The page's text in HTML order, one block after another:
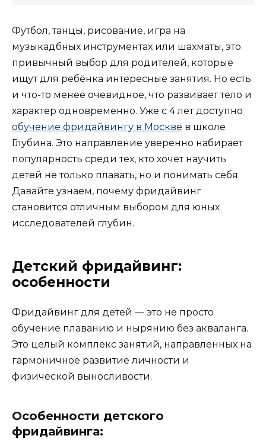
Футбол, танцы, рисование, игра на
музыкадбных инструментах или шахматы, это
привычный выбор для родителей, которые
ищут для ребёнка интересные занятия. Но есть
и что-то менее очевидное, что развивает тело и
характер одновременно. Уже с 4 лет доступно
обучение фридайвингу в Москве в школе
Глубина. Это направление уверенно набирает
популярность среди тех, кто хочет научить
детей не только плавать, но и понимать себя.
Давайте узнаем, почему фридайвинг
становится отличным выбором для юных
исследователей глубин.
Детский фридайвинг:
особенности
Фридайвинг для детей — это не просто
обучение плаванию и нырянию без акваланга.
Это целый комплекс занятий, направленных на
гармоничное развитие личности и
физической выносливости.
Особенности детского
фридайвинга: